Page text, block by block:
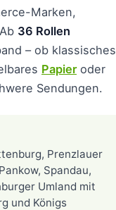
Marken,
36 Rollen
– ob klassisches
Papieroder
Sendungen.
Prenzlauer
Spandau,
Umland mit
und Königs